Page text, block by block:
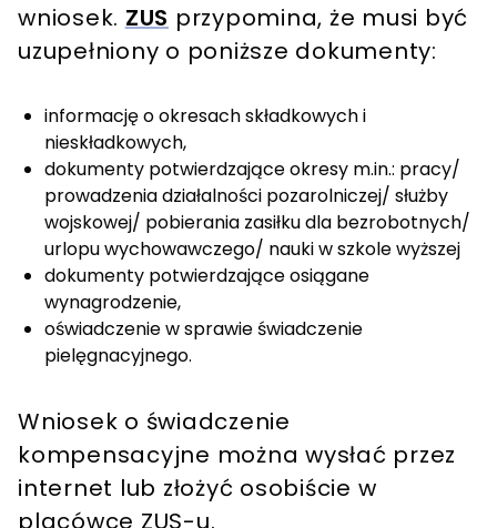
wniosek. ZUS przypomina, że musi być
uzupełniony o poniższe dokumenty:
informację o okresach składkowych i
nieskładkowych,
dokumenty potwierdzające okresy m.in.: pracy/
prowadzenia działalności pozarolniczej/ służby
wojskowej/ pobierania zasiłku dla bezrobotnych/
urlopu wychowawczego/ nauki w szkole wyższej
dokumenty potwierdzające osiągane
wynagrodzenie,
oświadczenie w sprawie świadczenie
pielęgnacyjnego.
Wniosek o świadczenie
kompensacyjne można wysłać przez
internet lub złożyć osobiście w